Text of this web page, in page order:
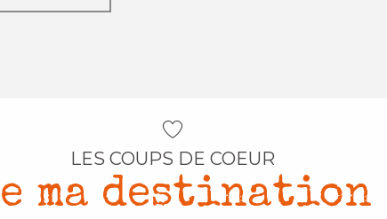
LES COUPS DE COEUR
ma destination